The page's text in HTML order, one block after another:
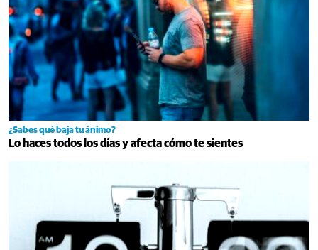
¿Sabes qué baja tu ánimo?
Lo haces todos los días y afecta cómo te sientes